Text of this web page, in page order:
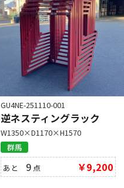
GU4NE-251110-001
逆ネスティングラック
W1350×D1170×H1570
群馬
あと 9 点 ￥9,200